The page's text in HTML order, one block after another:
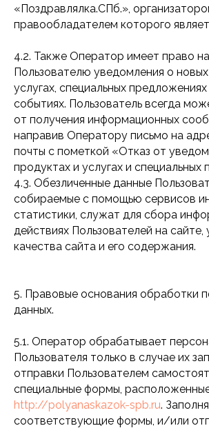
«Поздравлялка.СПб.»,
правообладателем которого
4.2. Также Оператор имеет право
Пользователю уведомления о
услугах, специальных
событиях. Пользователь всегда
от получения информационных
направив Оператору письмо на
почты с пометкой «Отказ от
продуктах и услугах и специальных
4.3. Обезличенные данные
собираемые с помощью сервисов
статистики, служат для сбора
действиях Пользователей на сайте,
качества сайта и его содержания.
5. Правовые основания обработки
данных.
5.1. Оператор обрабатывает
Пользователя только в случае их
отправки Пользователем
специальные формы,
http://polyanaskazok-spb.ru.
соответствующие формы, и/или